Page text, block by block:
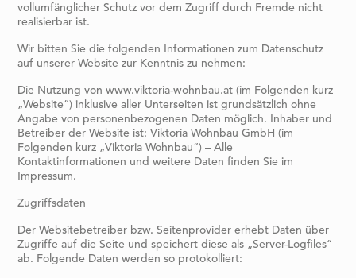
vollumfänglicher Schutz vor dem Zugriff durch Fremde nicht
realisierbar ist.
Wir bitten Sie die folgenden Informationen zum Datenschutz
auf unserer Website zur Kenntnis zu nehmen:
Die Nutzung von www.viktoria-wohnbau.at (im Folgenden kurz
„Website“) inklusive aller Unterseiten ist grundsätzlich ohne
Angabe von personenbezogenen Daten möglich. Inhaber und
Betreiber der Website ist: Viktoria Wohnbau GmbH (im
Folgenden kurz „Viktoria Wohnbau“) – Alle
Kontaktinformationen und weitere Daten finden Sie im
Impressum.
Zugriffsdaten
Der Websitebetreiber bzw. Seitenprovider erhebt Daten über
Zugriffe auf die Seite und speichert diese als „Server-Logfiles“
ab. Folgende Daten werden so protokolliert: